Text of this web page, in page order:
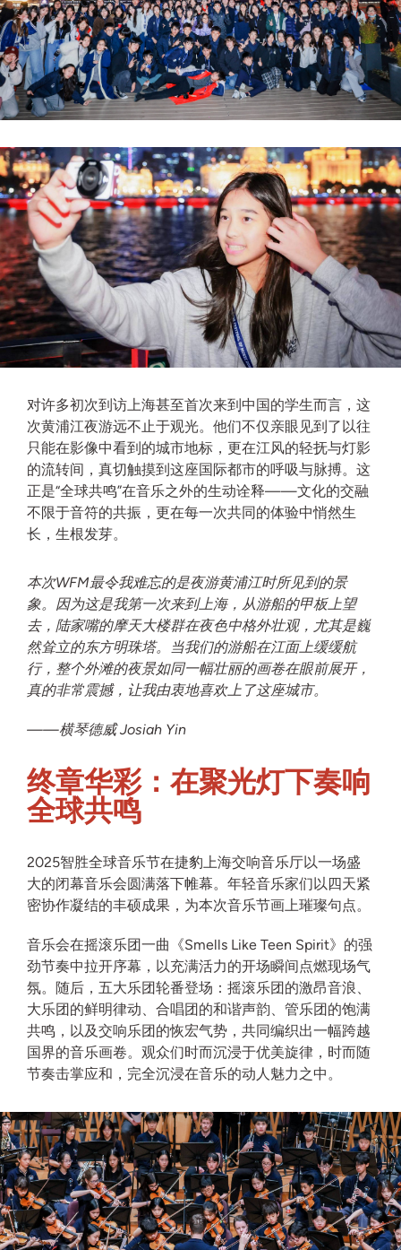
对许多初次到访上海甚至首次来到中国的学生而言，这
次黄浦江夜游远不止于观光。他们不仅亲眼见到了以往
只能在影像中看到的城市地标，更在江风的轻抚与灯影
的流转间，真切触摸到这座国际都市的呼吸与脉搏。这
正是“全球共鸣”在音乐之外的生动诠释——文化的交融
不限于音符的共振，更在每一次共同的体验中悄然生
长，生根发芽。
本次WFM最令我难忘的是夜游黄浦江时所见到的景
象。因为这是我第一次来到上海，从游船的甲板上望
去，陆家嘴的摩天大楼群在夜色中格外壮观，尤其是巍
然耸立的东方明珠塔。当我们的游船在江面上缓缓航
行，整个外滩的夜景如同一幅壮丽的画卷在眼前展开，
真的非常震撼，让我由衷地喜欢上了这座城市。
——横琴德威 Josiah Yin
终章华彩：在聚光灯下奏响
全球共鸣
2025智胜全球音乐节在捷豹上海交响音乐厅以一场盛
大的闭幕音乐会圆满落下帷幕。年轻音乐家们以四天紧
密协作凝结的丰硕成果，为本次音乐节画上璀璨句点。
音乐会在摇滚乐团一曲《Smells Like Teen Spirit》的强
劲节奏中拉开序幕，以充满活力的开场瞬间点燃现场气
氛。随后，五大乐团轮番登场：摇滚乐团的激昂音浪、
大乐团的鲜明律动、合唱团的和谐声韵、管乐团的饱满
共鸣，以及交响乐团的恢宏气势，共同编织出一幅跨越
国界的音乐画卷。观众们时而沉浸于优美旋律，时而随
节奏击掌应和，完全沉浸在音乐的动人魅力之中。